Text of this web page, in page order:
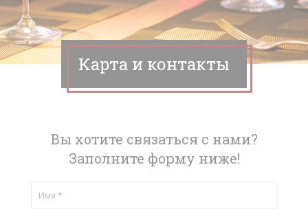
Карта и контакты
Вы хотите связаться с нами?
Заполните форму ниже!